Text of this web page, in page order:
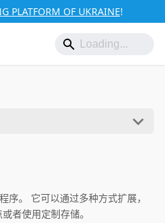
PLATFORM OF UKRAINE!
。 它可以通过多种方式扩展，
者使用定制存储。